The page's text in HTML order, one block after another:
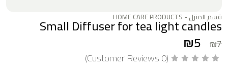
قسم المنزل - HOME CARE PRODUCTS
Small Diffuser for tea light candles
₪7
₪5
(
0